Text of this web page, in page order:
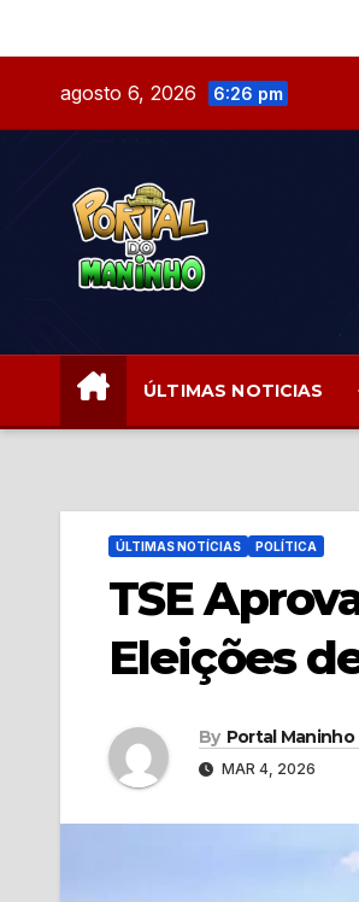
to
contentagosto 6, 2026 6:26 pm
ÚLTIMAS NOTICIAS
ÚLTIMAS NOTÍCIAS POLÍTICA
TSE
Eleições
By Portal Maninho
MAR 4, 2026